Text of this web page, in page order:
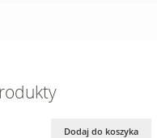
Dodaj do koszyka